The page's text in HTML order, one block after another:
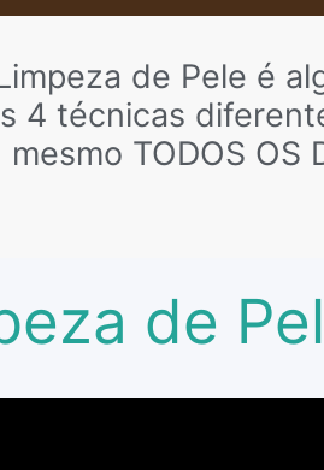
de Pele é
4 técnicas
mesmo TODOS OS
de